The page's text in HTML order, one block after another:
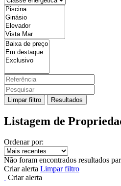
Limpar filtro Resultados
Listagem de
Ordenar por:
Não foram encontrados resultados
Criar alerta Limpar filtro
Criar alerta